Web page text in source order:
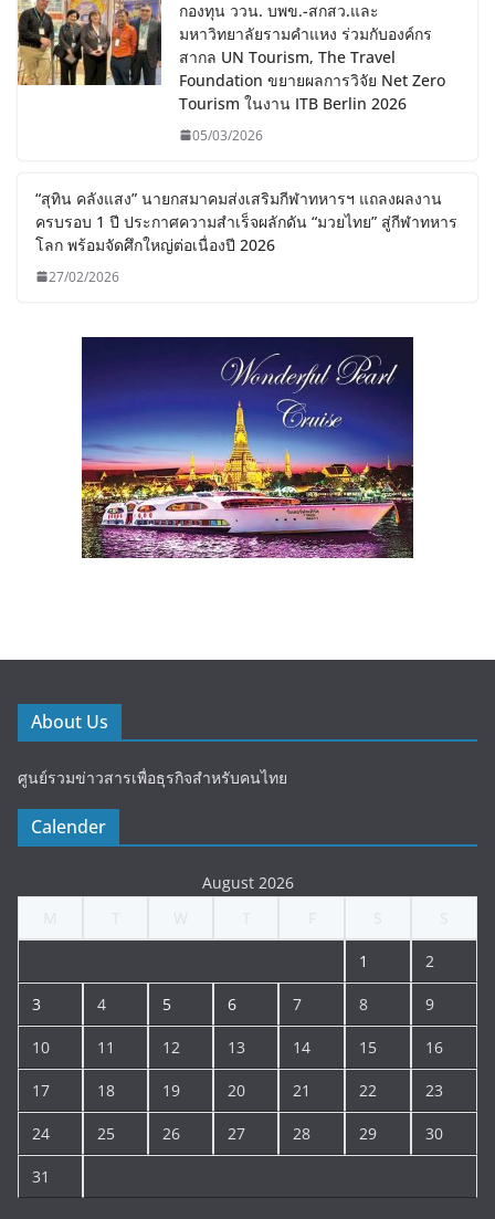
กองทุน ววน. บพข.-สกสว.และ
มหาวิทยาลัยรามคำแหง ร่วมกับองค์กร
สากล UN Tourism, The Travel
Foundation ขยายผลการวิจัย Net Zero
Tourism ในงาน ITB Berlin 2026
05/03/2026
“สุทิน คลังแสง” นายกสมาคมส่งเสริมกีฬาทหารฯ แถลงผลงาน
ครบรอบ 1 ปี ประกาศความสำเร็จผลักดัน “มวยไทย” สู่กีฬาทหาร
โลก พร้อมจัดศึกใหญ่ต่อเนื่องปี 2026
27/02/2026
About Us
ศูนย์รวมข่าวสารเพื่อธุรกิจสำหรับคนไทย
Calender
August 2026
1 2
3 4 5 6 7 8 9
10 11 12 13 14 15 16
17 18 19 20 21 22 23
24 25 26 27 28 29 30
31